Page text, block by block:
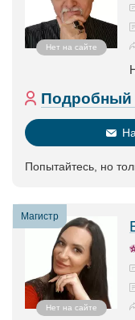
Нет на сайте
Попытайтесь, но
Магистр
Нет на сайте